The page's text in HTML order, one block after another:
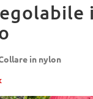
in nylon